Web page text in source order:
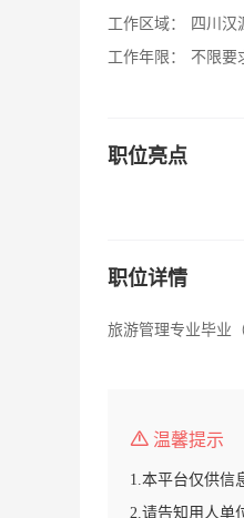
工作区域：
四川汉
工作年限：
不限要
职位亮点
职位详情
旅游管理专业毕业
温馨提示
1.本平台仅供信
2.请告知用人单